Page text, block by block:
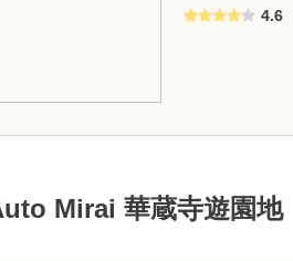
4.6
Mirai 華蔵寺遊園地